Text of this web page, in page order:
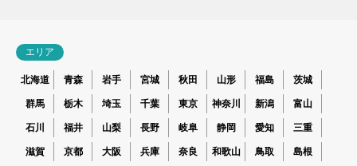
エリア
北海道 青森 岩手 宮城 秋田 山形 福島 茨城
群馬 栃木 埼玉 千葉 東京 神奈川 新潟 富山
石川 福井 山梨 長野 岐阜 静岡 愛知 三重
滋賀 京都 大阪 兵庫 奈良 和歌山 鳥取 島根